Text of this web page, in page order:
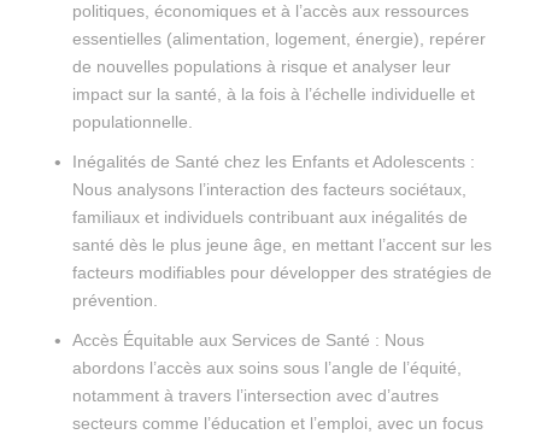
politiques, économiques et à l’accès aux ressources
essentielles (alimentation, logement, énergie), repérer
de nouvelles populations à risque et analyser leur
impact sur la santé, à la fois à l’échelle individuelle et
populationnelle.
Inégalités de Santé chez les Enfants et Adolescents :
Nous analysons l’interaction des facteurs sociétaux,
familiaux et individuels contribuant aux inégalités de
santé dès le plus jeune âge, en mettant l’accent sur les
facteurs modifiables pour développer des stratégies de
prévention.
Accès Équitable aux Services de Santé : Nous
abordons l’accès aux soins sous l’angle de l’équité,
notamment à travers l’intersection avec d’autres
secteurs comme l’éducation et l’emploi, avec un focus